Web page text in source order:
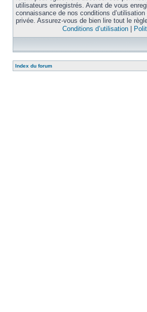
utilisateurs enregistrés. Avant de vous
connaissance de nos conditions
privée. Assurez-vous de bien lire tout le
Conditions d’utilisation
Index du forum